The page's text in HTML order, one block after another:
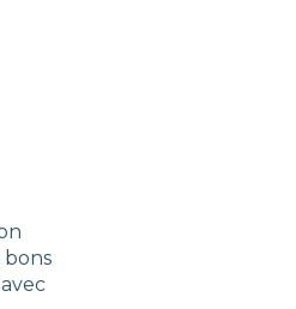
bons
avec